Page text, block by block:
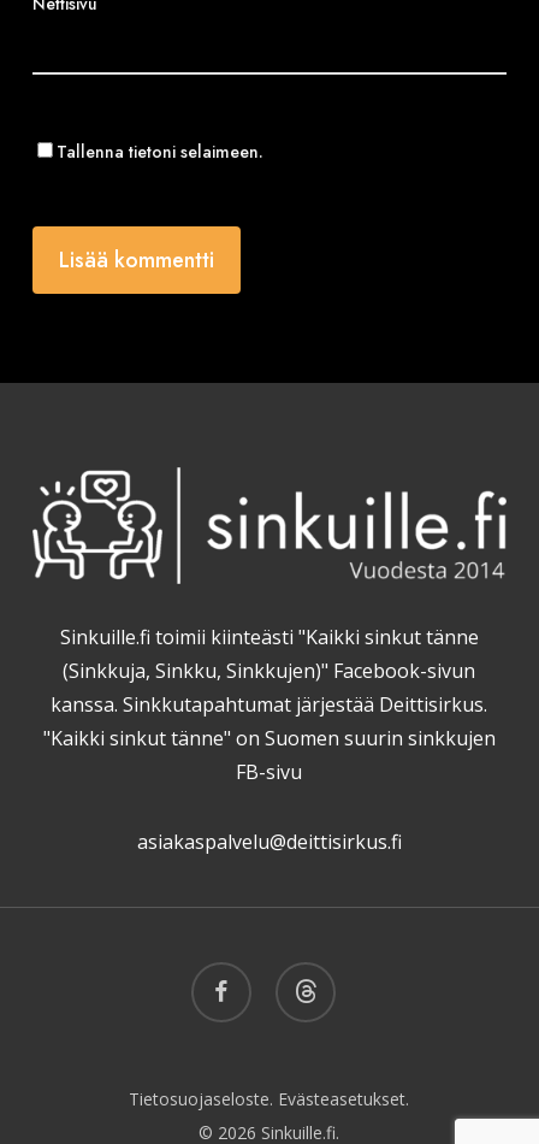
Tallenna tietoni selaimeen.
Sinkuille.fi toimii kiinteästi "Kaikki sinkut tänne
(Sinkkuja, Sinkku, Sinkkujen)" Facebook-sivun
kanssa. Sinkkutapahtumat järjestää Deittisirkus.
"Kaikki sinkut tänne" on Suomen suurin sinkkujen
FB-sivu
asiakaspalvelu@deittisirkus.fi
facebook threads
Tietosuojaseloste. Evästeasetukset.
© 2026 Sinkuille.fi.